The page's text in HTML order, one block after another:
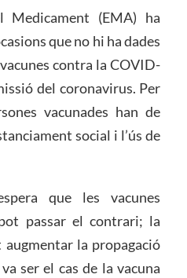
Medicament (EMA) ha
que no hi ha dades
contra la COVID-
del coronavirus. Per
vacunades han de
social i l’ús de
que les vacunes
passar el contrari; la
augmentar la propagació
ser el cas de la vacuna